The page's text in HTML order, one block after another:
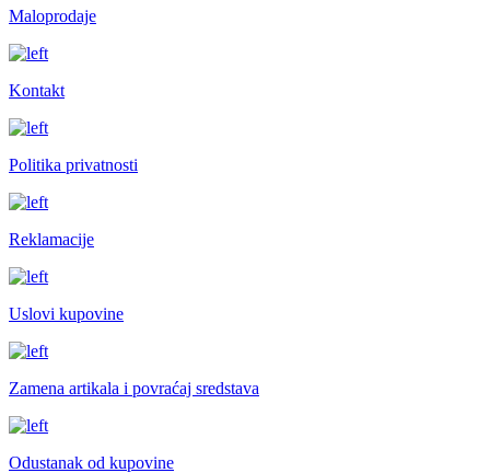
Maloprodaje
Kontakt
Politika privatnosti
Reklamacije
Uslovi kupovine
Zamena artikala i povraćaj sredstava
Odustanak od kupovine